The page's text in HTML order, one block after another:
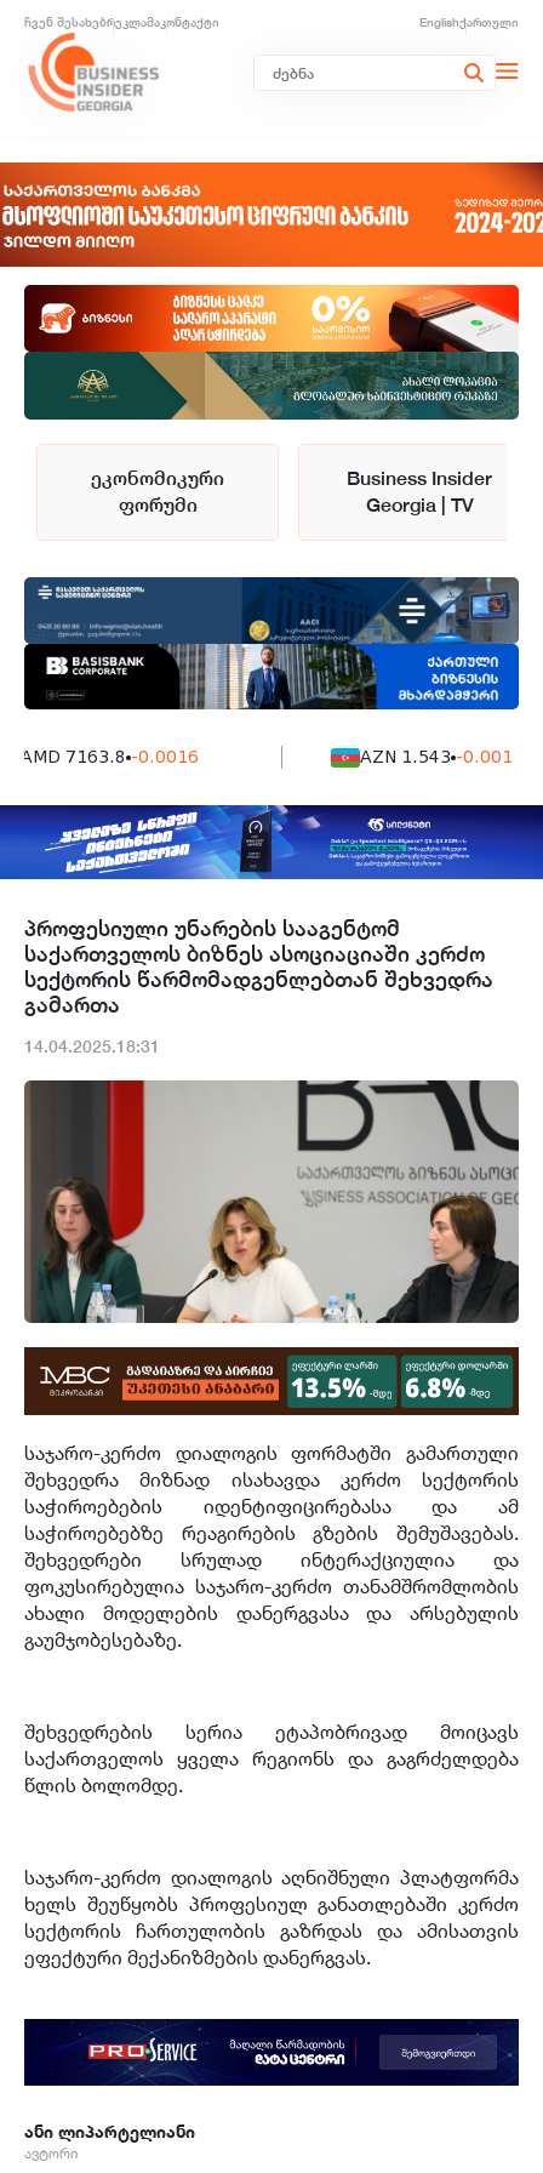
ჩვენ შესახებრეკლამაკონტაქტი Englishქართული
ეკონომიკური
ფორუმი
Business Insider
Georgia | TV
AMD 7163.8 -0.0016 AZN 1.543 -0.001
პროფესიული უნარების სააგენტომ
საქართველოს ბიზნეს ასოციაციაში კერძო
სექტორის წარმომადგენლებთან შეხვედრა
გამართა
14.04.2025.18:31
საჯარო-კერძო დიალოგის ფორმატში გამართული
შეხვედრა მიზნად ისახავდა კერძო სექტორის
საჭიროებების იდენტიფიცირებასა და ამ
საჭიროებებზე რეაგირების გზების შემუშავებას.
შეხვედრები სრულად ინტერაქციულია და
ფოკუსირებულია საჯარო-კერძო თანამშრომლობის
ახალი მოდელების დანერგვასა და არსებულის
გაუმჯობესებაზე.
შეხვედრების სერია ეტაპობრივად მოიცავს
საქართველოს ყველა რეგიონს და გაგრძელდება
წლის ბოლომდე.
საჯარო-კერძო დიალოგის აღნიშნული პლატფორმა
ხელს შეუწყობს პროფესიულ განათლებაში კერძო
სექტორის ჩართულობის გაზრდას და ამისათვის
ეფექტური მექანიზმების დანერგვას.
ანი ლიპარტელიანი
ავტორი